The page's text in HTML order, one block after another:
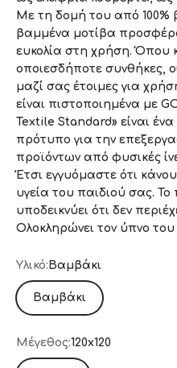
Με τη δομή του από 100%
βαμμένα μοτίβα
ευκολία στη χρήση. Όπου
οποιεσδήποτε συνθήκες,
μαζί σας έτοιμες για
είναι πιστοποιημένα με
Textile Standard» είναι
πρότυπο για την
προϊόντων από φυσικές
Έτσι εγγυόμαστε ότι
υγεία του παιδιού σας. Το
υποδεικνύει ότι δεν
Ολοκληρώνει τον ύπνο
Υλικό:Βαμβάκι
Βαμβάκι
Μέγεθος:120x120